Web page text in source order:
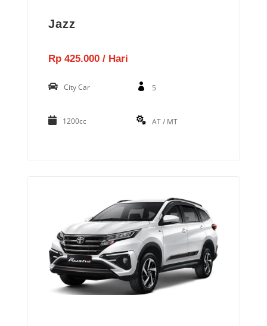
Jazz
Rp 425.000 / Hari
City Car 5
1200cc AT / MT